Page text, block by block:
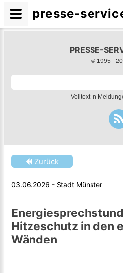
PRESSE-
© 1995 -
Volltext in
Zurück
03.06.2026 - Stadt Münster
Hitzeschutz in den
Wänden
presse-